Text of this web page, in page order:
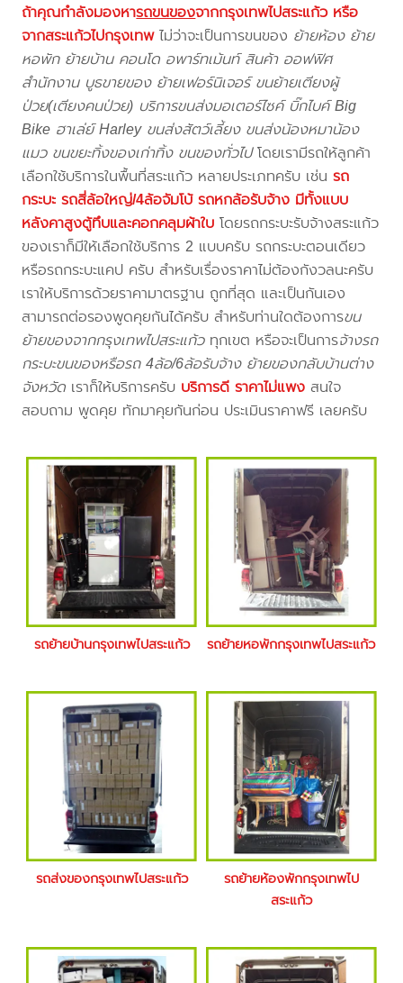
ถ้าคุณกำลังมองหารถขนของจากกรุงเทพไปสระแก้ว หรือ
จากสระแก้วไปกรุงเทพไม่ว่าจะเป็นการขนของ ย้ายห้อง ย้าย
หอพัก ย้ายบ้าน คอนโด อพาร์ทเม้นท์ สินค้า ออฟฟิศ
สำนักงาน บูธขายของ ย้ายเฟอร์นิเจอร์ ขนย้ายเตียงผู้
ป่วย(เตียงคนป่วย) บริการขนส่งมอเตอร์ไซค์ บิ๊กไบค์ Big
Bike ฮาเล่ย์ Harley ขนส่งสัตว์เลี้ยง ขนส่งน้องหมาน้อง
แมว ขนขยะทิ้งของเก่าทิ้ง ขนของทั่วไปโดยเรามีรถให้ลูกค้า
เลือกใช้บริการในพื้นที่สระแก้ว หลายประเภทครับ เช่นรถ
กระบะ รถสี่ล้อใหญ่/4ล้อจัมโบ้ รถหกล้อรับจ้าง มีทั้งแบบ
หลังคาสูงตู้ทึบและคอกคลุมผ้าใบ โดยรถกระบะรับจ้างสระแก้ว
ของเราก็มีให้เลือกใช้บริการ 2 แบบครับ รถกระบะตอนเดียว
หรือรถกระบะแคป ครับ สำหรับเรื่องราคาไม่ต้องกังวลนะครับ
เราให้บริการด้วยราคามาตรฐาน ถูกที่สุด และเป็นกันเอง
สามารถต่อรองพูดคุยกันได้ครับ สำหรับท่านใดต้องการขน
ย้ายของจากกรุงเทพไปสระแก้วทุกเขต หรือจะเป็นการจ้างรถ
กระบะขนของหรือรถ 4ล้อ/6ล้อรับจ้าง ย้ายของกลับบ้านต่าง
จังหวัด เราก็ให้บริการครับ บริการดี ราคาไม่แพง สนใจ
สอบถาม พูดคุย ทักมาคุยกันก่อน ประเมินราคาฟรี เลยครับ
รถย้ายบ้านกรุงเทพไปสระแก้ว รถย้ายหอพักกรุงเทพไปสระแก้ว
รถส่งของกรุงเทพไปสระแก้ว
รถย้ายห้องพักกรุงเทพไป
สระแก้ว